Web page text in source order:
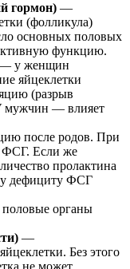
гормон) —
(фолликула)
основных половых
функцию.
у женщин
яйцеклетки
(разрыв
мужчин — влияет
после родов. При
ФСГ. Если же
пролактина
дефициту ФСГ
половые органы
—
Без этого